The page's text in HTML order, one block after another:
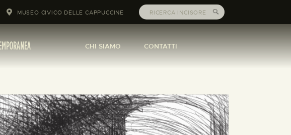
MUSEO CIVICO DELLE CAPPUCCINE
CHI SIAMO CONTATTI